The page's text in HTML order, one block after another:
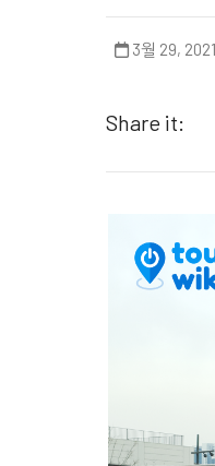
3월 29, 2021
Share it: